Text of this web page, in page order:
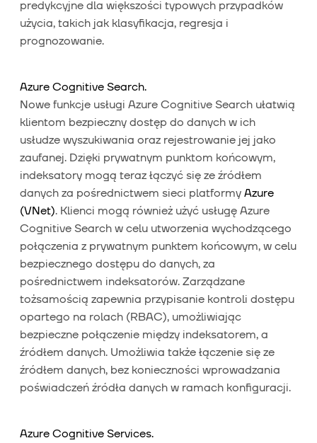
predykcyjne dla większości typowych przypadków
użycia, takich jak klasyfikacja, regresja i
prognozowanie.
Azure Cognitive Search.
Nowe funkcje usługi Azure Cognitive Search ułatwią
klientom bezpieczny dostęp do danych w ich
usłudze wyszukiwania oraz rejestrowanie jej jako
zaufanej. Dzięki prywatnym punktom końcowym,
indeksatory mogą teraz łączyć się ze źródłem
danych za pośrednictwem sieci platformy Azure
(VNet). Klienci mogą również użyć usługę Azure
Cognitive Search w celu utworzenia wychodzącego
połączenia z prywatnym punktem końcowym, w celu
bezpiecznego dostępu do danych, za
pośrednictwem indeksatorów. Zarządzane
tożsamością zapewnia przypisanie kontroli dostępu
opartego na rolach (RBAC), umożliwiając
bezpieczne połączenie między indeksatorem, a
źródłem danych. Umożliwia także łączenie się ze
źródłem danych, bez konieczności wprowadzania
poświadczeń źródła danych w ramach konfiguracji.
Azure Cognitive Services.